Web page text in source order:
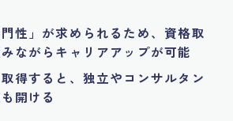
性」が求められるため、資格取
ながらキャリアアップが可能
得すると、独立やコンサルタン
開ける